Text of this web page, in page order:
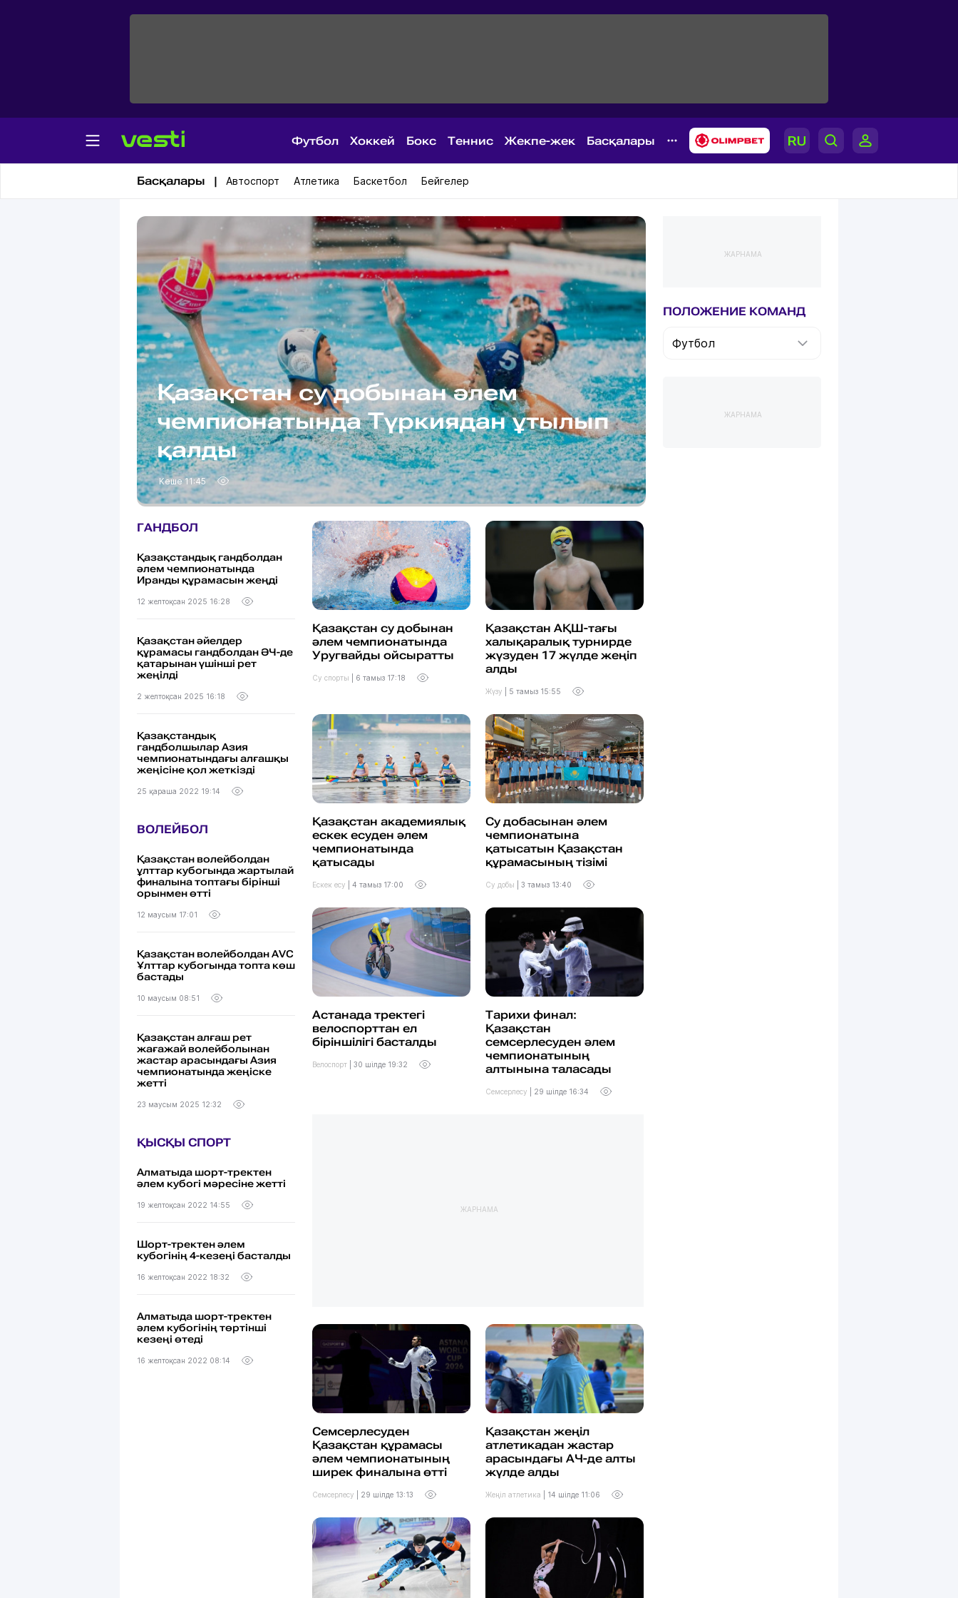
Футбол Хоккей Бокс Теннис Жекпе-жек Басқалары
Басқалары | Автоспорт Атлетика Баскетбол Бейгелер
Қазақстан су добынан әлем
чемпионатында Түркиядан ұтылып
қалды
Су добы
Кеше 11:45
ГАНДБОЛ
Қазақстандық гандболдан
әлем чемпионатында
Иранды құрамасын жеңді
12 желтоқсан 2025 16:28
Қазақстан әйелдер
құрамасы гандболдан ӘЧ-де
қатарынан үшінші рет
жеңілді
2 желтоқсан 2025 16:18
Қазақстандық
гандболшылар Азия
чемпионатындағы алғашқы
жеңісіне қол жеткізді
25 қараша 2022 19:14
ВОЛЕЙБОЛ
Қазақстан волейболдан
ұлттар кубогында жартылай
финалына топтағы бірінші
орынмен өтті
12 маусым 17:01
Қазақстан волейболдан AVC
Ұлттар кубогында топта көш
бастады
10 маусым 08:51
Қазақстан алғаш рет
жағажай волейболынан
жастар арасындағы Азия
чемпионатында жеңіске
жетті
23 маусым 2025 12:32
ҚЫСҚЫ СПОРТ
Алматыда шорт-тректен
әлем кубогі мәресіне жетті
19 желтоқсан 2022 14:55
Шорт-тректен әлем
кубогінің 4-кезеңі басталды
16 желтоқсан 2022 18:32
Алматыда шорт-тректен
әлем кубогінің төртінші
кезеңі өтеді
16 желтоқсан 2022 08:14
Қазақстан су добынан
әлем чемпионатында
Уругвайды ойсыратты
Су спорты 6 тамыз 17:18
Қазақстан АҚШ-тағы
халықаралық турнирде
жүзуден 17 жүлде жеңіп
алды
Жүзу 5 тамыз 15:55
Қазақстан академиялық
ескек есуден әлем
чемпионатында
қатысады
Ескек есу 4 тамыз 17:00
Су добасынан әлем
чемпионатына
қатысатын Қазақстан
құрамасының тізімі
Су добы 3 тамыз 13:40
Астанада тректегі
велоспорттан ел
біріншілігі басталды
Велоспорт 30 шілде 19:32
Тарихи финал:
Қазақстан
семсерлесуден әлем
чемпионатының
алтынына таласады
Семсерлесу 29 шілде 16:34
ЖАРНАМА
Семсерлесуден
Қазақстан құрамасы
әлем чемпионатының
ширек финалына өтті
Семсерлесу 29 шілде 13:13
Қазақстан жеңіл
атлетикадан жастар
арасындағы АЧ-де алты
жүлде алды
Жеңіл атлетика 14 шілде 11:06
ЖАРНАМА
ПОЛОЖЕНИЕ КОМАНД
Футбол
ЖАРНАМА